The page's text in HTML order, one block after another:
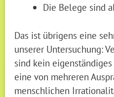
Die Belege sind
Das ist übrigens eine
unserer Untersuchung:
sind kein
eine von mehreren
menschlichen